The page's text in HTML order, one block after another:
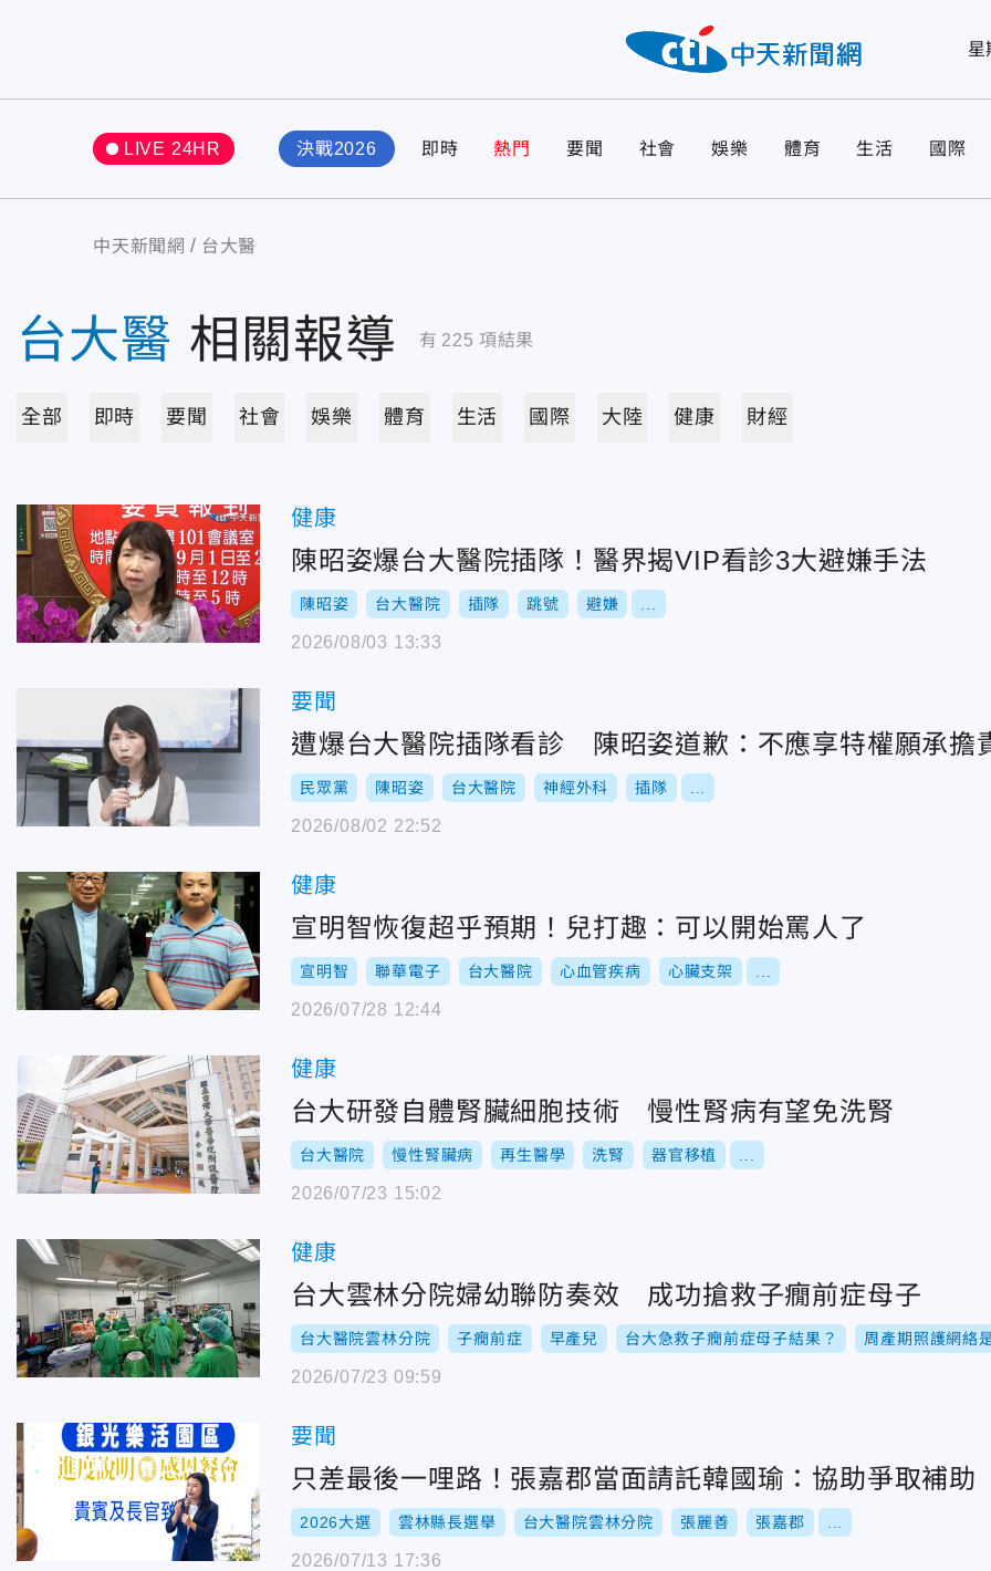
星
LIVE 24HR 決戰2026 即時 熱門 要聞 社會 娛樂 體育 生活 國際
中天新聞網 台大醫
台大醫 相關報導 有 225 項結果
全部 即時 要聞 社會 娛樂 體育 生活 國際 大陸 健康 財經
健康
陳昭姿爆台大醫院插隊！醫界揭VIP看診3大避嫌手法
陳昭姿 台大醫院 插隊 跳號 避嫌
2026/08/03 13:33
要聞
遭爆台大醫院插隊看診 陳昭姿道歉：不應享特權願承擔
民眾黨 陳昭姿 台大醫院 神經外科 插隊
2026/08/02 22:52
健康
宣明智恢復超乎預期！兒打趣：可以開始罵人了
宣明智 聯華電子 台大醫院 心血管疾病 心臟支架
2026/07/28 12:44
健康
台大研發自體腎臟細胞技術 慢性腎病有望免洗腎
台大醫院 慢性腎臟病 再生醫學 洗腎 器官移植
2026/07/23 15:02
健康
台大雲林分院婦幼聯防奏效 成功搶救子癇前症母子
台大醫院雲林分院 子癇前症 早產兒 台大急救子癇前症母子結果？ 周產期照護網絡
2026/07/23 09:59
要聞
只差最後一哩路！張嘉郡當面請託韓國瑜：協助爭取補助
2026大選 雲林縣長選舉 台大醫院雲林分院 張麗善 張嘉郡
2026/07/13 17:36